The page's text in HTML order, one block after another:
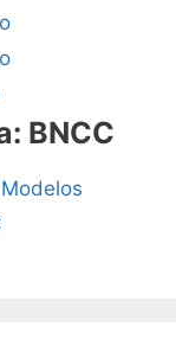
BNCC